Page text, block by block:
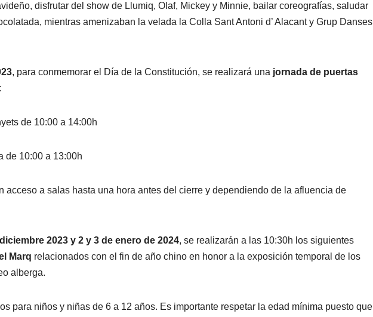
disfrutar del show de Llumiq, Olaf, Mickey y Minnie, bailar coreografías, saludar
mientras amenizaban la velada la Colla Sant Antoni d’ Alacant y Grup Danses
, para conmemorar el Día de la Constitución, se realizará una jornada de puertas
de 10:00 a 14:00h
de 10:00 a 13:00h
acceso a salas hasta una hora antes del cierre y dependiendo de la afluencia de
2023 y 2 y 3 de enero de 2024, se realizarán a las 10:30h los siguientes
Marq relacionados con el fin de año chino en honor a la exposición temporal de los
alberga.
para niños y niñas de 6 a 12 años. Es importante respetar la edad mínima puesto que